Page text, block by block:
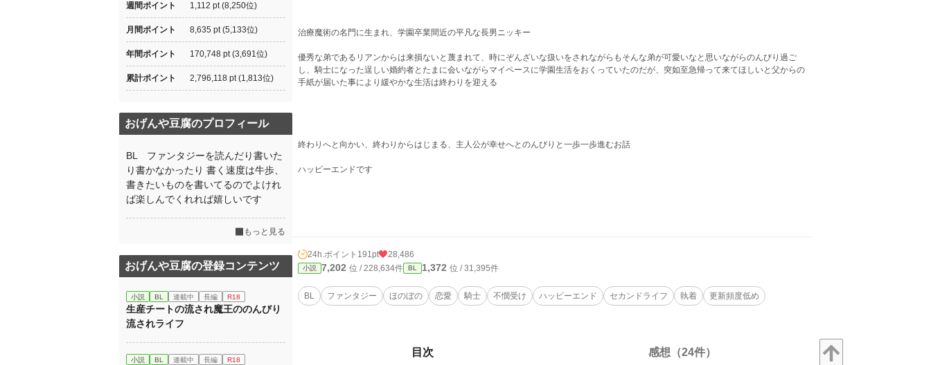
治療魔術の名門に生まれ、学園卒業間近の平凡な長男ニッキー
優秀な弟であるリアンからは来損ないと蔑まれて、時にぞんざいな扱いをされながらもそんな弟が可愛いなと思いながらのんびり過ご
し、騎士になった逞しい婚約者とたまに会いながらマイペースに学園生活をおくっていたのだが、突如至急帰って来てほしいと父からの
手紙が届いた事により緩やかな生活は終わりを迎える
終わりへと向かい、終わりからはじまる、主人公が幸せへとのんびりと一歩一歩進むお話
ハッピーエンドです
24h.ポイント 191pt 28,486
小説 7,202 位 / 228,634件 BL 1,372 位 / 31,395件
BL ファンタジー ほのぼの 恋愛 騎士 不憫受け ハッピーエンド セカンドライフ 執着 更新頻度低め
目次 感想（24件）
週間ポイント 1,112 pt (8,250位)
月間ポイント 8,635 pt (5,133位)
年間ポイント 170,748 pt (3,691位)
累計ポイント 2,796,118 pt (1,813位)
おげんや豆腐のプロフィール
BL ファンタジーを読んだり書いた
り書かなかったり 書く速度は牛歩、
書きたいものを書いてるのでよけれ
ば楽しんでくれれば嬉しいです
もっと見る
おげんや豆腐の登録コンテンツ
小説 BL 連載中 長編 R18
生産チートの流され魔王ののんびり
流されライフ
小説 BL 連載中 長編 R18